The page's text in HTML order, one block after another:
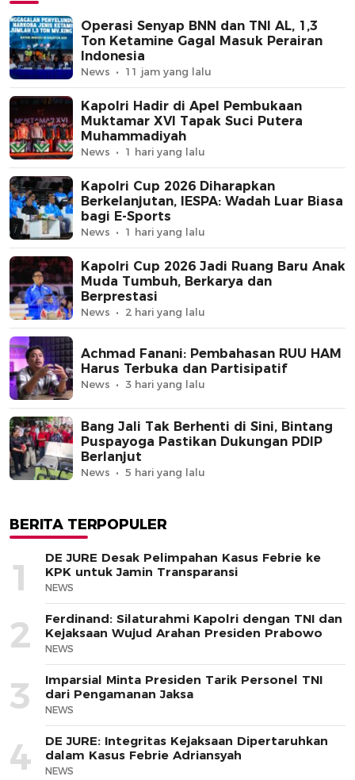
Operasi Senyap BNN dan TNI AL, 1,3
Ton Ketamine Gagal Masuk Perairan
Indonesia
News 11 jam yang lalu
Kapolri Hadir di Apel Pembukaan
Muktamar XVI Tapak Suci Putera
Muhammadiyah
News 1 hari yang lalu
Kapolri Cup 2026 Diharapkan
Berkelanjutan, IESPA: Wadah Luar Biasa
bagi E-Sports
News 1 hari yang lalu
Kapolri Cup 2026 Jadi Ruang Baru Anak
Muda Tumbuh, Berkarya dan
Berprestasi
News 2 hari yang lalu
Achmad Fanani: Pembahasan RUU HAM
Harus Terbuka dan Partisipatif
News 3 hari yang lalu
Bang Jali Tak Berhenti di Sini, Bintang
Puspayoga Pastikan Dukungan PDIP
Berlanjut
News 5 hari yang lalu
BERITA TERPOPULER
1
DE JURE Desak Pelimpahan Kasus Febrie ke
KPK untuk Jamin Transparansi
NEWS
2
Ferdinand: Silaturahmi Kapolri dengan TNI dan
Kejaksaan Wujud Arahan Presiden Prabowo
NEWS
3
Imparsial Minta Presiden Tarik Personel TNI
dari Pengamanan Jaksa
NEWS
4
DE JURE: Integritas Kejaksaan Dipertaruhkan
dalam Kasus Febrie Adriansyah
NEWS